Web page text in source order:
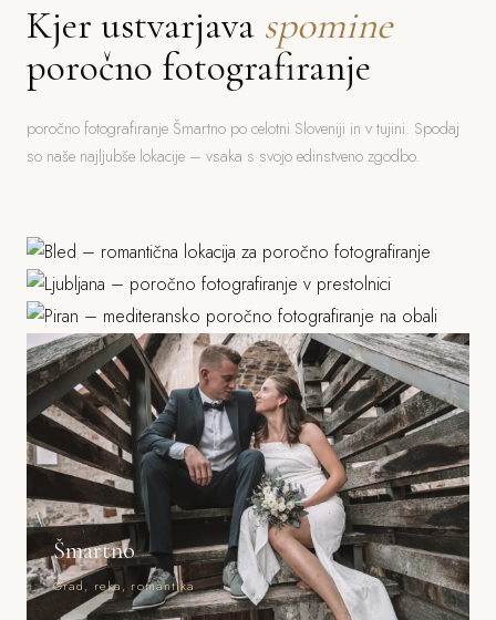
Kjer ustvarjava spomine
poročno fotografiranje
poročno fotografiranje Šmartno po celotni Sloveniji in v tujini. Spodaj
so naše najljubše lokacije – vsaka s svojo edinstveno zgodbo.
Grad, stara mesta, parki
Piran
Morje, mediteranska arhitektura
Šmartno
Grad, reka, romantika